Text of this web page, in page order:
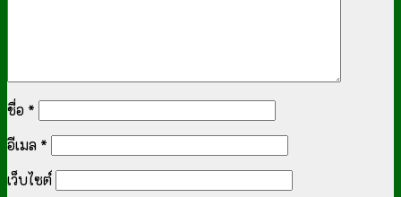
ชื่อ *
อีเมล *
เว็บไซต์